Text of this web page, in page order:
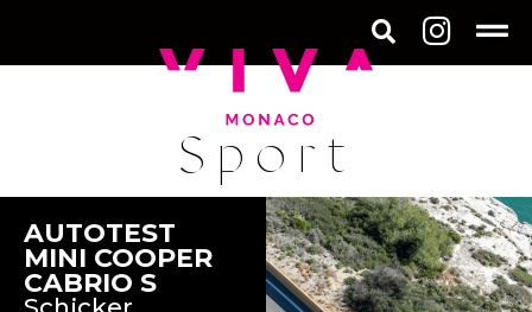
Sport
AUTOTEST
MINI COOPER
CABRIO S